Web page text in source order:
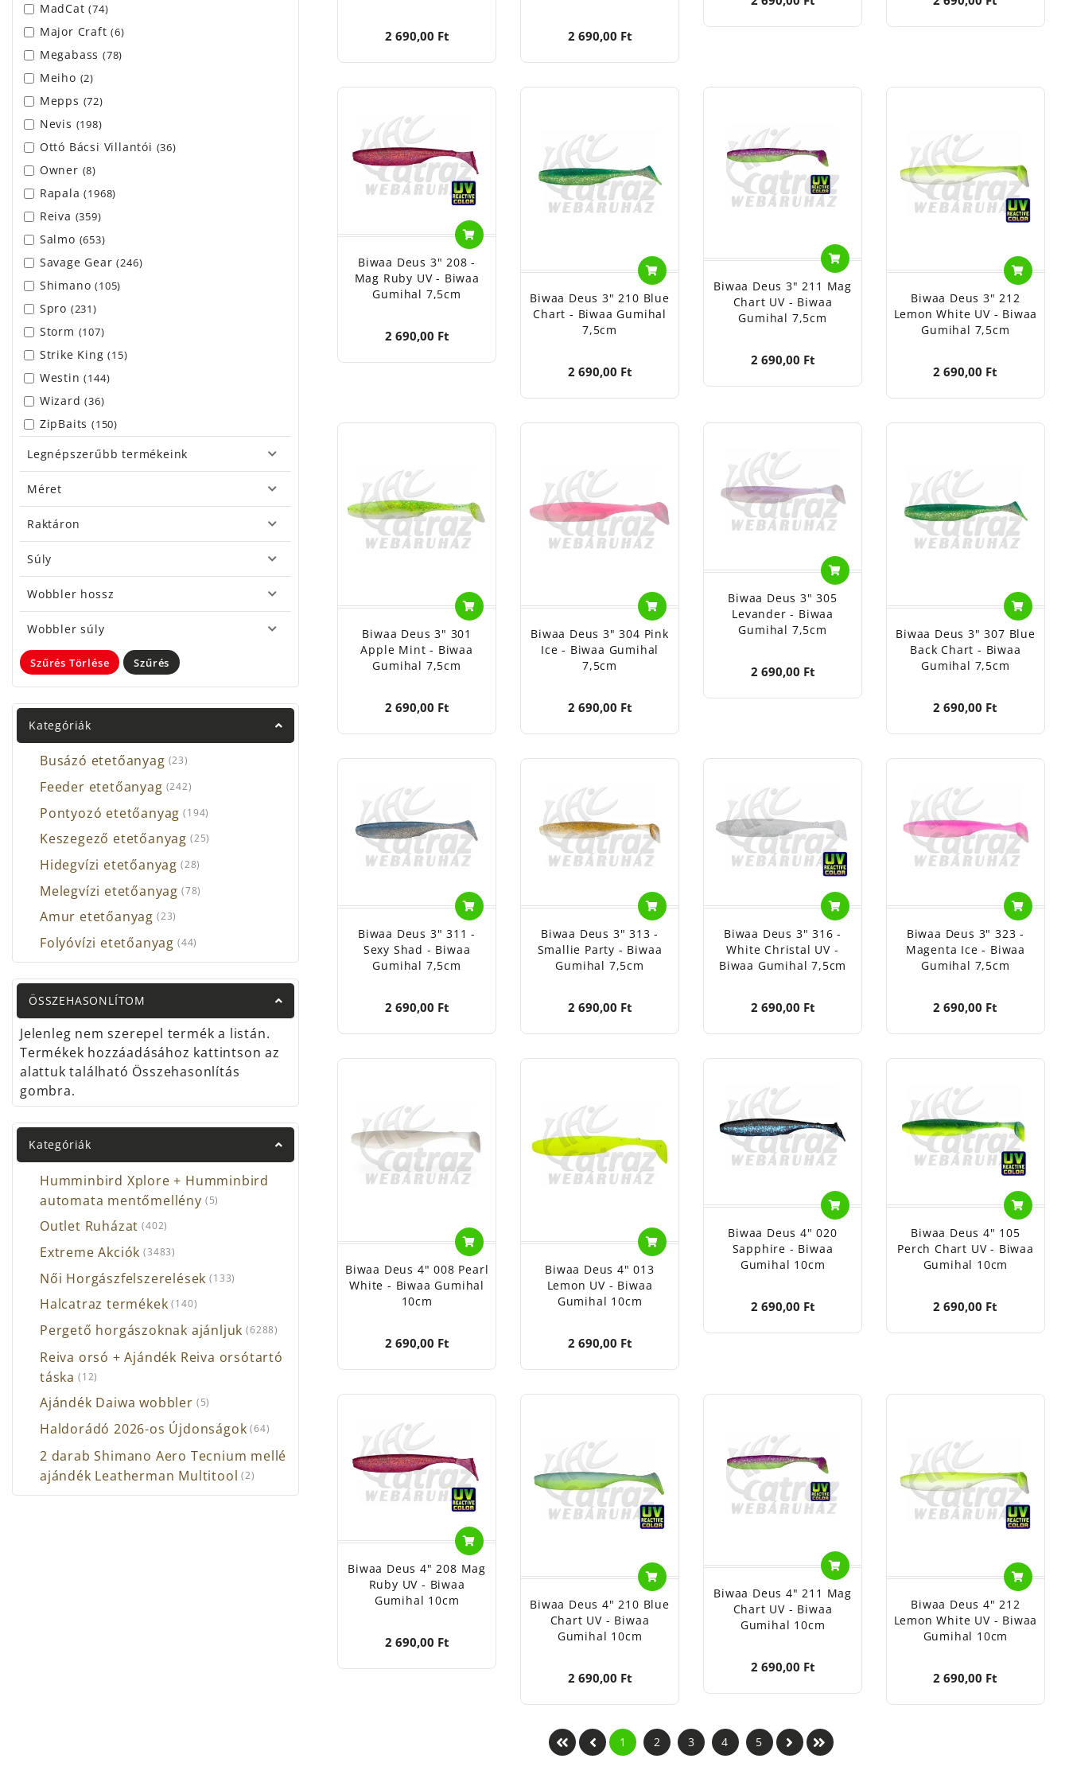
MadCat (74)
Major Craft (6)
Megabass (78)
Meiho (2)
Mepps (72)
Nevis (198)
Ottó Bácsi Villantói (36)
Owner (8)
Rapala (1968)
Reiva (359)
Salmo (653)
Savage Gear (246)
Shimano (105)
Spro (231)
Storm (107)
Strike King (15)
Westin (144)
Wizard (36)
ZipBaits (150)
Legnépszerűbb termékeink
Méret
Raktáron
Súly
Wobbler hossz
Wobbler súly
Szűrés Törlése Szűrés
Kategóriák
Busázó etetőanyag (23)
Feeder etetőanyag (242)
Pontyozó etetőanyag (194)
Keszegező etetőanyag (25)
Hidegvízi etetőanyag (28)
Melegvízi etetőanyag (78)
Amur etetőanyag (23)
Folyóvízi etetőanyag (44)
ÖSSZEHASONLÍTOM
Jelenleg nem szerepel termék a listán.
Termékek hozzáadásához kattintson az
alattuk található Összehasonlítás
gombra.
Kategóriák
Humminbird Xplore + Humminbird
automata mentőmellény (5)
Outlet Ruházat (402)
Extreme Akciók (3483)
Női Horgászfelszerelések (133)
Halcatraz termékek (140)
Pergető horgászoknak ajánljuk (6288)
Reiva orsó + Ajándék Reiva orsótartó
táska (12)
Ajándék Daiwa wobbler (5)
Haldorádó 2026-os Újdonságok (64)
2 darab Shimano Aero Tecnium mellé
ajándék Leatherman Multitool (2)
2 690,00 Ft 2 690,00 Ft
Biwaa Deus 3" 208 -
Mag Ruby UV - Biwaa
Gumihal 7,5cm
2 690,00 Ft
Biwaa Deus 3" 210 Blue
Chart - Biwaa Gumihal
7,5cm
2 690,00 Ft
Biwaa Deus 3" 211 Mag
Chart UV - Biwaa
Gumihal 7,5cm
2 690,00 Ft
Biwaa Deus 3" 212
Lemon White UV - Biwaa
Gumihal 7,5cm
2 690,00 Ft
Biwaa Deus 3" 301
Apple Mint - Biwaa
Gumihal 7,5cm
2 690,00 Ft
Biwaa Deus 3" 304 Pink
Ice - Biwaa Gumihal
7,5cm
2 690,00 Ft
Biwaa Deus 3" 305
Levander - Biwaa
Gumihal 7,5cm
2 690,00 Ft
Biwaa Deus 3" 307 Blue
Back Chart - Biwaa
Gumihal 7,5cm
2 690,00 Ft
Biwaa Deus 3" 311 -
Sexy Shad - Biwaa
Gumihal 7,5cm
2 690,00 Ft
Biwaa Deus 3" 313 -
Smallie Party - Biwaa
Gumihal 7,5cm
2 690,00 Ft
Biwaa Deus 3" 316 -
White Christal UV -
Biwaa Gumihal 7,5cm
2 690,00 Ft
Biwaa Deus 3" 323 -
Magenta Ice - Biwaa
Gumihal 7,5cm
2 690,00 Ft
Biwaa Deus 4" 008 Pearl
White - Biwaa Gumihal
10cm
2 690,00 Ft
Biwaa Deus 4" 013
Lemon UV - Biwaa
Gumihal 10cm
2 690,00 Ft
Biwaa Deus 4" 020
Sapphire - Biwaa
Gumihal 10cm
2 690,00 Ft
Biwaa Deus 4" 105
Perch Chart UV - Biwaa
Gumihal 10cm
2 690,00 Ft
Biwaa Deus 4" 208 Mag
Ruby UV - Biwaa
Gumihal 10cm
2 690,00 Ft
Biwaa Deus 4" 210 Blue
Chart UV - Biwaa
Gumihal 10cm
2 690,00 Ft
Biwaa Deus 4" 211 Mag
Chart UV - Biwaa
Gumihal 10cm
2 690,00 Ft
Biwaa Deus 4" 212
Lemon White UV - Biwaa
Gumihal 10cm
2 690,00 Ft
1 2 3 4 5